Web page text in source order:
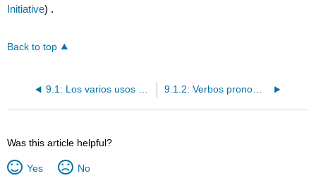
Initiative) .
Back to top
9.1: Los varios usos de 'se' 9.1.2: Verbos pronominales
Was this article helpful?
Yes No